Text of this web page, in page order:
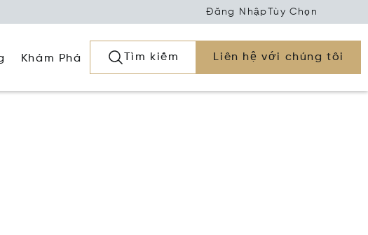
Đăng Nhập Tùy Chọn
Khám Phá Tìm kiếm Liên hệ với chúng tôi